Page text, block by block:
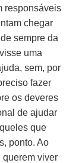
responsáveis
chegar
sempre da
uma
sem, por
fazer
os deveres
de ajudar
que
ponto. Ao
querem viver